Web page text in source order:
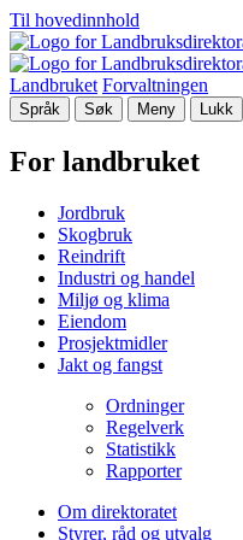
Til hovedinnhold
Landbruket Forvaltningen
Språk Søk Meny Lukk
For landbruket
Jordbruk
Skogbruk
Reindrift
Industri og handel
Miljø og klima
Eiendom
Prosjektmidler
Jakt og fangst
Ordninger
Regelverk
Statistikk
Rapporter
Om direktoratet
Styrer, råd og utvalg